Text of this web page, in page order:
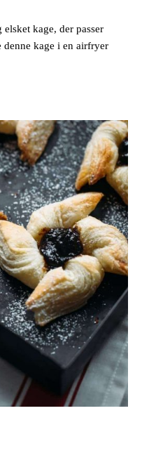
kage, der passer
kage i en airfryer